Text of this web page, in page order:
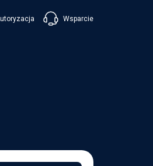
Wsparcie
w Messengerze